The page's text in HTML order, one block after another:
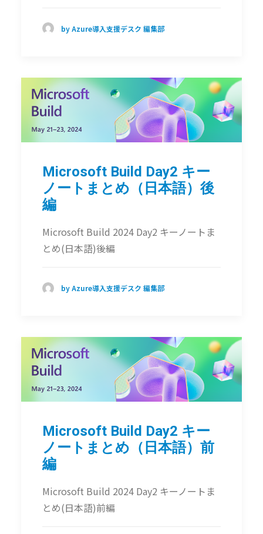
by Azure導入支援デスク 編集部
Microsoft Build Day2 キー
ノートまとめ（日本語）後
編
Microsoft Build 2024 Day2 キーノートま
とめ(日本語)後編
by Azure導入支援デスク 編集部
Microsoft Build Day2 キー
ノートまとめ（日本語）前
編
Microsoft Build 2024 Day2 キーノートま
とめ(日本語)前編